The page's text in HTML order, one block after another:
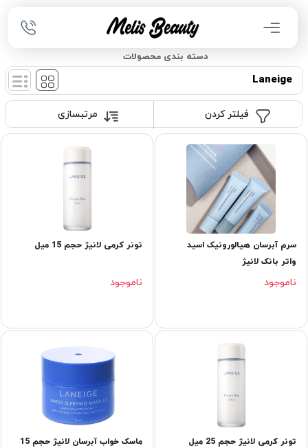
دسته بندی محصولات
Laneige
مرتبسازی فیلتر کردن
سرم آبرسان هیالورونیک اسید
واتر بانک لانیژ
ناموجود
تونر کرمی لانیژ حجم 15 میل
ناموجود
تونر کرمی لانیژ حجم 25 میل
ماسک خواب آبرسان لانیژ حجم 15